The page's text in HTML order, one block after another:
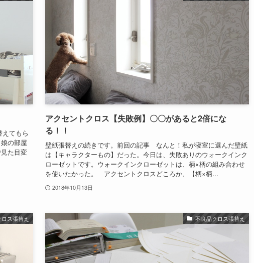
てもら
の部屋
た目変
アクセントクロス【失敗例】〇〇があると2倍にな
る！！
壁紙張替えの続きです。前回の記事 なんと！私が寝室に選んだ壁紙
は【キャラクターもの】だった。今日は、失敗ありのウォークインク
ローゼットです。ウォークインクローゼットは、柄×柄の組み合わせ
を使いたかった。 アクセントクロスどころか、【柄×柄...
2018年10月13日
ス張替え 不良品クロス張替え